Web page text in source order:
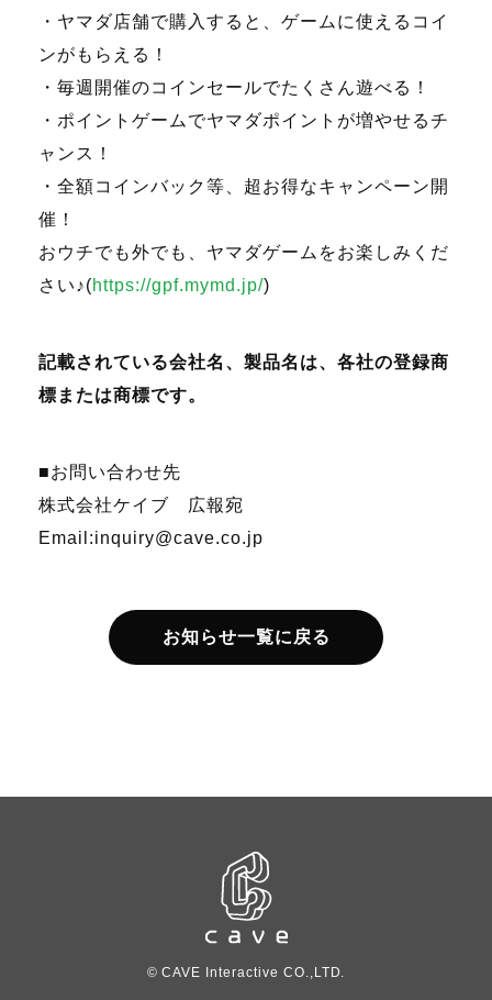
・ヤマダ店舗で購入すると、ゲームに使えるコイ
ンがもらえる！
・毎週開催のコインセールでたくさん遊べる！
・ポイントゲームでヤマダポイントが増やせるチ
ャンス！
・全額コインバック等、超お得なキャンペーン開
催！
おウチでも外でも、ヤマダゲームをお楽しみくだ
さい♪(https://gpf.mymd.jp/)
記載されている会社名、製品名は、各社の登録商
標または商標です。
■お問い合わせ先
株式会社ケイブ 広報宛
Email:inquiry@cave.co.jp
お知らせ一覧に戻る
© CAVE Interactive CO.,LTD.